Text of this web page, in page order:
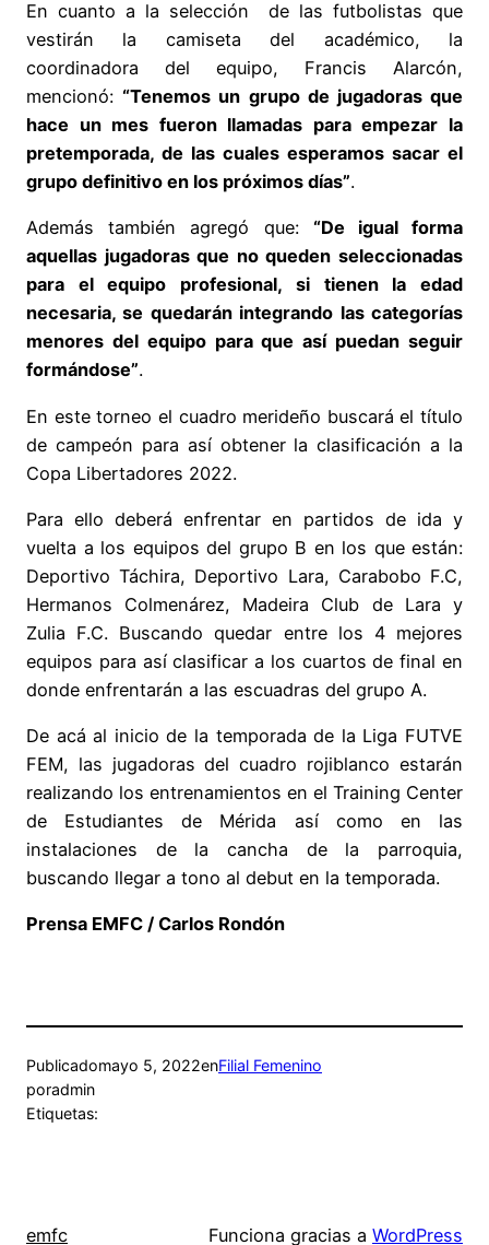
En cuanto a la selección de las futbolistas que
vestirán la camiseta del académico, la
coordinadora del equipo, Francis Alarcón,
mencionó:“Tenemos un grupo de jugadoras que
hace un mes fueron llamadas para empezar la
pretemporada, de las cuales esperamos sacar el
grupo definitivo en los próximos días”.
Además también agregó que: “De igual forma
aquellas jugadoras que no queden seleccionadas
para el equipo profesional, si tienen la edad
necesaria, se quedarán integrando las categorías
menores del equipo para que así puedan seguir
formándose”.
En este torneo el cuadro merideño buscará el título
de campeón para así obtener la clasificación a la
Copa Libertadores 2022.
Para ello deberá enfrentar en partidos de ida y
vuelta a los equipos del grupo B en los que están:
Deportivo Táchira, Deportivo Lara, Carabobo F.C,
Hermanos Colmenárez, Madeira Club de Lara y
Zulia F.C. Buscando quedar entre los 4 mejores
equipos para así clasificar a los cuartos de final en
donde enfrentarán a las escuadras del grupo A.
De acá al inicio de la temporada de la Liga FUTVE
FEM, las jugadoras del cuadro rojiblanco estarán
realizando los entrenamientos en el Training Center
de Estudiantes de Mérida así como en las
instalaciones de la cancha de la parroquia,
buscando llegar a tono al debut en la temporada.
Prensa EMFC / Carlos Rondón
Publicadomayo 5, 2022enFilial Femenino
poradmin
Etiquetas:
emfc Funciona gracias a WordPress